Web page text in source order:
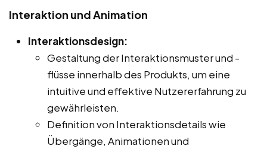
Interaktion und Animation
Interaktionsdesign:
Gestaltung der Interaktionsmuster und -
flüsse innerhalb des Produkts, um eine
intuitive und effektive Nutzererfahrung zu
gewährleisten.
Definition von Interaktionsdetails wie
Übergänge, Animationen und